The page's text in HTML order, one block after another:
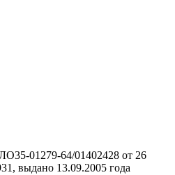
01279-64/01402428 от 26
выдано 13.09.2005 года